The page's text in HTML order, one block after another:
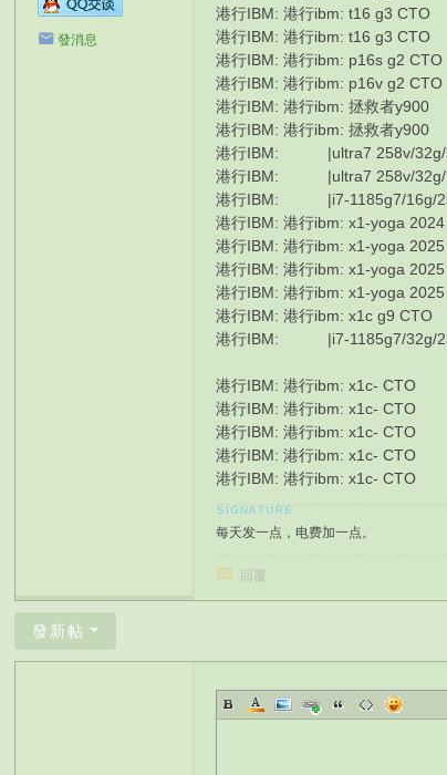
發消息
港行IBM: 港行ibm: t16 g3
港行IBM: 港行ibm: t16 g3
港行IBM: 港行ibm: p16s g2
港行IBM: 港行ibm: p16v g2
港行IBM: 港行ibm: 拯救者
港行IBM: 港行ibm: 拯救者
港行IBM: |ultra7 258v/
港行IBM: |ultra7 258v/
港行IBM: |i7-1185g7/16g/
港行IBM: 港行ibm: x1-yoga
港行IBM: 港行ibm: x1-yoga
港行IBM: 港行ibm: x1-yoga
港行IBM: 港行ibm: x1-yoga
港行IBM: 港行ibm: x1c g9
港行IBM: |i7-1185g7/32g/
港行IBM: 港行ibm: x1c-
港行IBM: 港行ibm: x1c-
港行IBM: 港行ibm: x1c-
港行IBM: 港行ibm: x1c-
港行IBM: 港行ibm: x1c-
每天发一点，电费加一点。
回覆
發新帖